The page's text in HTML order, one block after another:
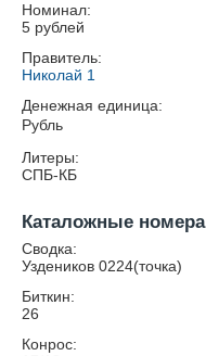
Номинал:
5 рублей
Правитель:
Николай 1
Денежная единица:
Рубль
Литеры:
СПБ-КБ
Каталожные номера
Сводка:
Уздеников 0224(точка)
Биткин:
26
Конрос: